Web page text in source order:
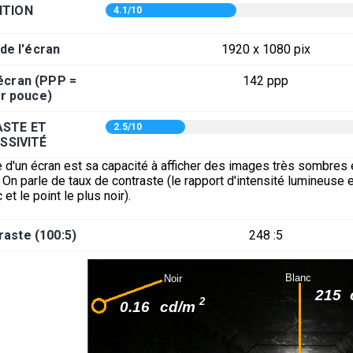
4.1/10
l'écran 1920 x 1080 pix
(PPP =
pouce)
142 ppp
ET
2.5/10
d'un écran est sa capacité à afficher des images très sombres
parle de taux de contraste (le rapport d'intensité lumineuse
et le point le plus noir).
(100:5) 248 :5